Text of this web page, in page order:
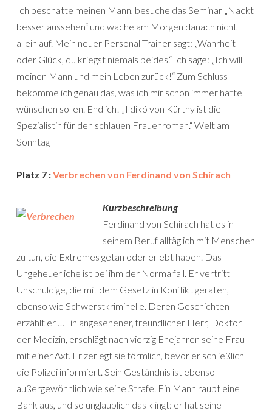
Ich beschatte meinen Mann, besuche das Seminar „Nackt
besser aussehen“ und wache am Morgen danach nicht
allein auf. Mein neuer Personal Trainer sagt: „Wahrheit
oder Glück, du kriegst niemals beides.“ Ich sage: „Ich will
meinen Mann und mein Leben zurück!“ Zum Schluss
bekomme ich genau das, was ich mir schon immer hätte
wünschen sollen. Endlich! „Ildikó von Kürthy ist die
Spezialistin für den schlauen Frauenroman.“ Welt am
Sonntag
Platz 7 :Verbrechen von Ferdinand von Schirach
Kurzbeschreibung
Ferdinand von Schirach hat es in
seinem Beruf alltäglich mit Menschen
zu tun, die Extremes getan oder erlebt haben. Das
Ungeheuerliche ist bei ihm der Normalfall. Er vertritt
Unschuldige, die mit dem Gesetz in Konflikt geraten,
ebenso wie Schwerstkriminelle. Deren Geschichten
erzählt er …Ein angesehener, freundlicher Herr, Doktor
der Medizin, erschlägt nach vierzig Ehejahren seine Frau
mit einer Axt. Er zerlegt sie förmlich, bevor er schließlich
die Polizei informiert. Sein Geständnis ist ebenso
außergewöhnlich wie seine Strafe. Ein Mann raubt eine
Bank aus, und so unglaublich das klingt: er hat seine